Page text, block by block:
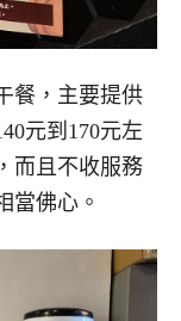
餐，主要提供
元到170元左
而且不收服務
當佛心。